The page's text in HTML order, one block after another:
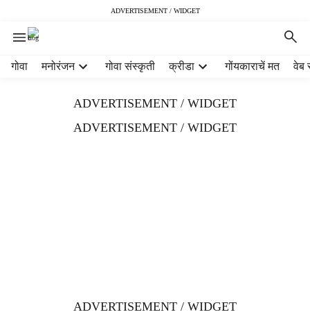
ADVERTISEMENT / WIDGET
गोवा मनोरंजन गोवा संस्कृती क्रीडा गोंयकाराचें मत वेब
ADVERTISEMENT / WIDGET
ADVERTISEMENT / WIDGET
ADVERTISEMENT / WIDGET